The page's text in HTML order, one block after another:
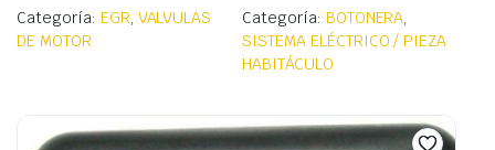
Categoría: EGR, VALVULAS
DE MOTOR
Categoría: BOTONERA,
SISTEMA ELÉCTRICO / PIEZA
HABITÁCULO